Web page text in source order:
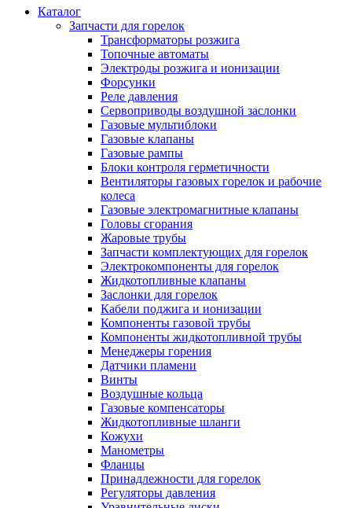
Каталог
Запчасти для горелок
Трансформаторы розжига
Топочные автоматы
Электроды розжига и ионизации
Форсунки
Реле давления
Сервоприводы воздушной заслонки
Газовые мультиблоки
Газовые клапаны
Газовые рампы
Блоки контроля герметичности
Вентиляторы газовых горелок и рабочие
колеса
Газовые электромагнитные клапаны
Головы сгорания
Жаровые трубы
Запчасти комплектующих для горелок
Электрокомпоненты для горелок
Жидкотопливные клапаны
Заслонки для горелок
Кабели поджига и ионизации
Компоненты газовой трубы
Компоненты жидкотопливной трубы
Менеджеры горения
Датчики пламени
Винты
Воздушные кольца
Газовые компенсаторы
Жидкотопливные шланги
Кожухи
Манометры
Фланцы
Принадлежности для горелок
Регуляторы давления